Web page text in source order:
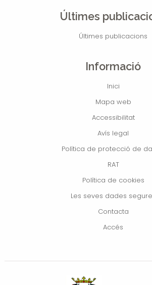
Últimes
Últimes publicacions
Informació
Inici
Mapa web
Accessibilitat
Avís legal
Política de protecció de
RAT
Política de cookies
Les seves dades
Contacta
Accés